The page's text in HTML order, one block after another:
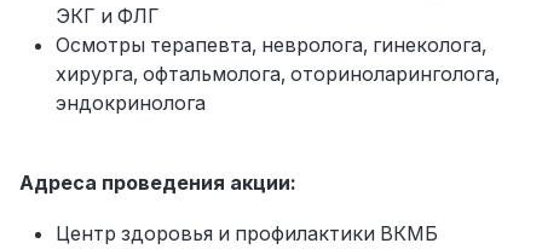
ЭКГ и ФЛГ
Осмотры терапевта, невролога, гинеколога,
хирурга, офтальмолога, оториноларинголога,
эндокринолога
Адреса проведения акции:
Центр здоровья и профилактики ВКМБ